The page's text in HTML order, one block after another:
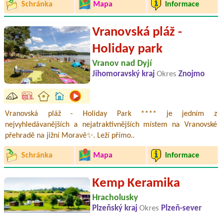
Schránka Mapa Informace
Vranovská pláž -
Holiday park
Vranov nad Dyjí
Jihomoravský kraj Okres Znojmo
Vranovská pláž - Holiday Park **** je jedním z
nejvyhledávanějších a nejatraktivnějších místem na Vranovské
přehradě na jižní Moravě✨. Leží přímo..
Schránka Mapa Informace
Kemp Keramika
Hracholusky
Plzeňský kraj Okres Plzeň-sever